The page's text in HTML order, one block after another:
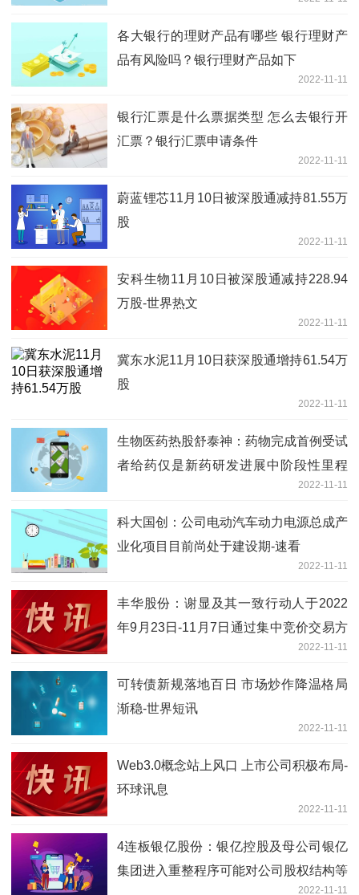
各大银行的理财产品有哪些 银行理财产
品有风险吗？银行理财产品如下
2022-11-11
银行汇票是什么票据类型 怎么去银行开
汇票？银行汇票申请条件
2022-11-11
蔚蓝锂芯11月10日被深股通减持81.55万
股
2022-11-11
安科生物11月10日被深股通减持228.94
万股-世界热文
2022-11-11
冀东水泥11月10日获深股通增持61.54万
股
2022-11-11
生物医药热股舒泰神：药物完成首例受试
者给药仅是新药研发进展中阶段性里程
2022-11-11
科大国创：公司电动汽车动力电源总成产
业化项目目前尚处于建设期-速看
2022-11-11
丰华股份：谢显及其一致行动人于2022
年9月23日-11月7日通过集中竞价交易方
2022-11-11
可转债新规落地百日 市场炒作降温格局
渐稳-世界短讯
2022-11-11
Web3.0概念站上风口 上市公司积极布局-
环球讯息
2022-11-11
4连板银亿股份：银亿控股及母公司银亿
集团进入重整程序可能对公司股权结构等
2022-11-11